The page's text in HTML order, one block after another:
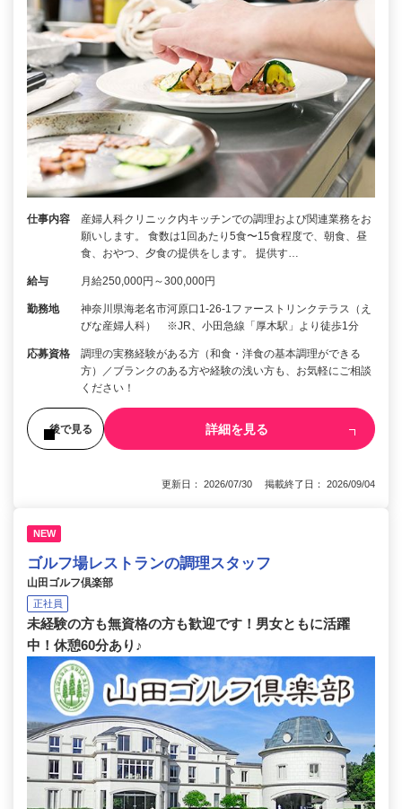
仕事内容
産婦人科クリニック内キッチンでの調理および関連業務をお
願いします。 食数は1回あたり5食〜15食程度で、朝食、昼
食、おやつ、夕食の提供をします。 提供す…
給与 月給250,000円～300,000円
勤務地
神奈川県海老名市河原口1-26-1ファーストリンクテラス（え
びな産婦人科） ※JR、小田急線「厚木駅」より徒歩1分
応募資格
調理の実務経験がある方（和食・洋食の基本調理ができる
方）／ブランクのある方や経験の浅い方も、お気軽にご相談
ください！
後で見る 詳細を見る
更新日： 2026/07/30 掲載終了日： 2026/09/04
NEW
ゴルフ場レストランの調理スタッフ
山田ゴルフ倶楽部
正社員
未経験の方も無資格の方も歓迎です！男女ともに活躍
中！休憩60分あり♪